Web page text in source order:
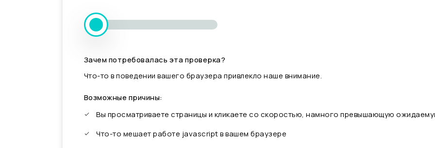
Зачем потребовалась эта проверка?
Что-то в поведении вашего браузера привлекло наше внимание.
Возможные причины:
Вы просматриваете страницы и кликаете со скоростью, намного превышающую
Что-то мешает работе javascript в вашем браузере